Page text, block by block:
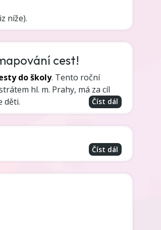
níže).
cest!
do školy. Tento roční
hl. m. Prahy, má za cíl
děti.
Číst dál
Číst dál